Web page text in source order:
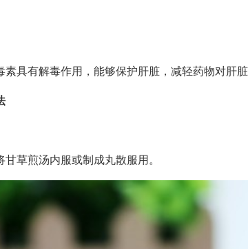
素具有解毒作用，能够保护肝脏，减轻药物对肝
草煎汤内服或制成丸散服用。